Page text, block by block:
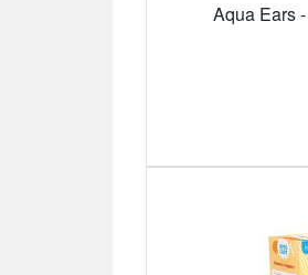
Aqua Ears